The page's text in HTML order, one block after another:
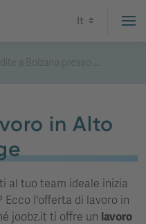
It
a Bolzano presso ...
in Alto
al tuo team ideale inizia
Ecco l'offerta di lavoro in
joobz.it ti offre un lavoro